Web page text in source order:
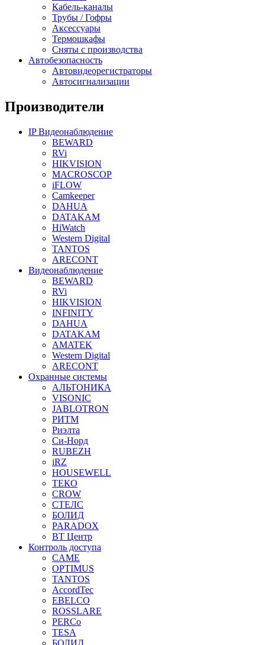
Кабель-каналы
Трубы / Гофры
Аксессуары
Термошкафы
Сняты с производства
Автобезопасность
Автовидеорегистраторы
Автосигнализации
Производители
IP Видеонаблюдение
BEWARD
RVi
HIKVISION
MACROSCOP
iFLOW
Camkeeper
DAHUA
DATAKAM
HiWatch
Western Digital
TANTOS
ARECONT
Видеонаблюдение
BEWARD
RVi
HIKVISION
INFINITY
DAHUA
DATAKAM
AMATEK
Western Digital
ARECONT
Охранные системы
АЛЬТОНИКА
VISONIC
JABLOTRON
РИТМ
Риэлта
Си-Норд
RUBEZH
iRZ
HOUSEWELL
ТЕКО
CROW
СТЕЛС
БОЛИД
PARADOX
ВТ Центр
Контроль доступа
CAME
OPTIMUS
TANTOS
AccordTec
EBELCO
ROSSLARE
PERCo
TESA
БОЛИД